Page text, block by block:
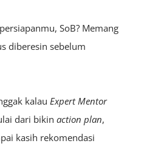
SoB? Memang
diberesin sebelum
kalau ExpertMentor
dari bikin action plan,
kasih rekomendasi